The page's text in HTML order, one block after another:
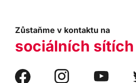
Zůstaňme v kontaktu na
sociálních sítích